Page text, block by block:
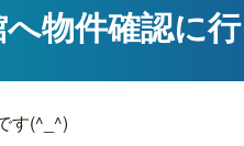
物件確認に
す(^_^)